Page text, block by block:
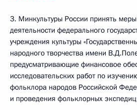
3. Минкультуры России принять
деятельности федерального
учреждения культуры
народного творчества имени
предусматривающие финансовое
исследовательских работ по
фольклора народов Российской
и проведения фольклорных